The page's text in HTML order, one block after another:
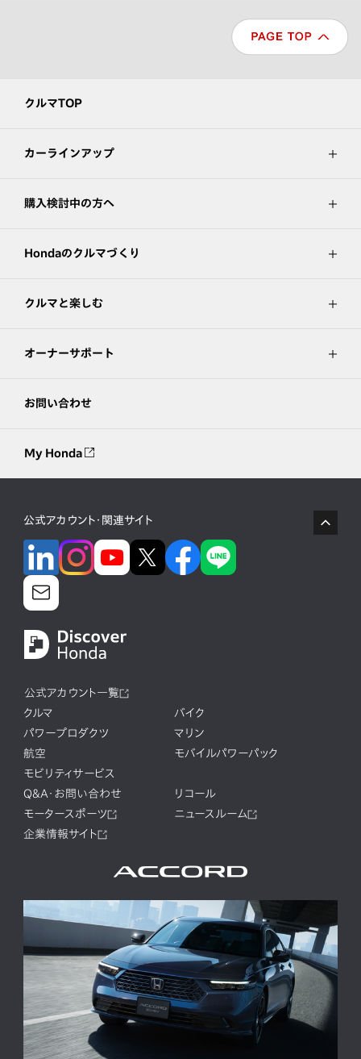
クルマTOP
カーラインアップ
購入検討中の方へ
Hondaのクルマづくり
クルマと楽しむ
オーナーサポート
お問い合わせ
My Honda
公式アカウント・関連サイト
公式アカウント一覧
クルマ
バイク
パワープロダクツ
マリン
航空
モバイルパワーパック
モビリティサービス
Q&A・お問い合わせ
リコール
モータースポーツ
ニュースルーム
企業情報サイト